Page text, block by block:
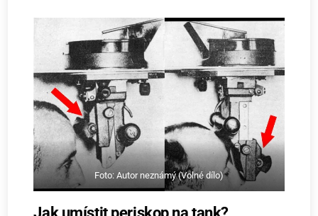
Foto: Autor neznámý (Volné dílo)